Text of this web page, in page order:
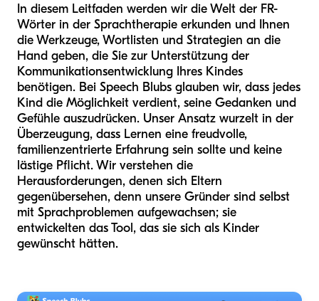
In diesem Leitfaden werden wir die Welt der FR-
Wörter in der Sprachtherapie erkunden und Ihnen
die Werkzeuge, Wortlisten und Strategien an die
Hand geben, die Sie zur Unterstützung der
Kommunikationsentwicklung Ihres Kindes
benötigen. Bei Speech Blubs glauben wir, dass jedes
Kind die Möglichkeit verdient, seine Gedanken und
Gefühle auszudrücken. Unser Ansatz wurzelt in der
Überzeugung, dass Lernen eine freudvolle,
familienzentrierte Erfahrung sein sollte und keine
lästige Pflicht. Wir verstehen die
Herausforderungen, denen sich Eltern
gegenübersehen, denn unsere Gründer sind selbst
mit Sprachproblemen aufgewachsen; sie
entwickelten das Tool, das sie sich als Kinder
gewünscht hätten.